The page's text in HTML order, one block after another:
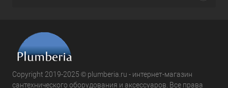
Copyright 2019-2025 © plumberia.ru - интернет-магазин
сантехнического оборудования и аксессуаров. Все права